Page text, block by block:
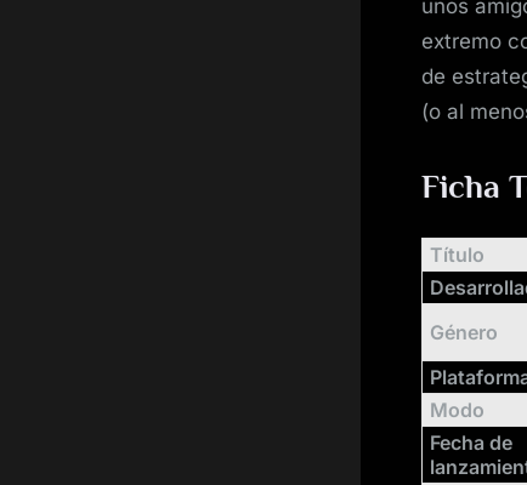
unos
extremo
de
(o al
Ficha
Título
Género
Modo
Fecha de